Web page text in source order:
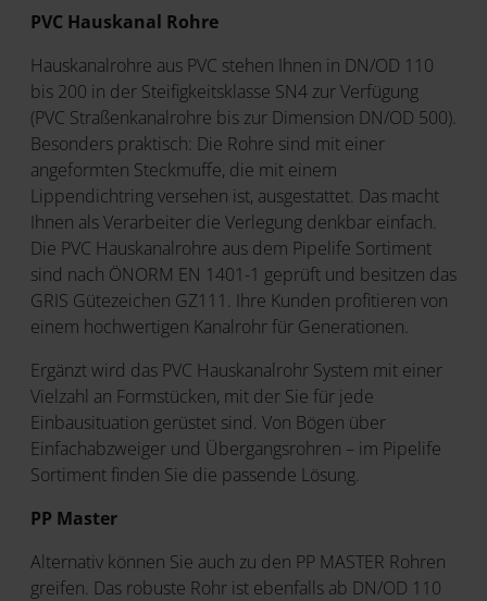
PVC Hauskanal Rohre
Hauskanalrohre aus PVC stehen Ihnen in DN/OD 110
bis 200 in der Steifigkeitsklasse SN4 zur Verfügung
(PVC Straßenkanalrohre bis zur Dimension DN/OD 500).
Besonders praktisch: Die Rohre sind mit einer
angeformten Steckmuffe, die mit einem
Lippendichtring versehen ist, ausgestattet. Das macht
Ihnen als Verarbeiter die Verlegung denkbar einfach.
Die PVC Hauskanalrohre aus dem Pipelife Sortiment
sind nach ÖNORM EN 1401-1 geprüft und besitzen das
GRIS Gütezeichen GZ111. Ihre Kunden profitieren von
einem hochwertigen Kanalrohr für Generationen.
Ergänzt wird das PVC Hauskanalrohr System mit einer
Vielzahl an Formstücken, mit der Sie für jede
Einbausituation gerüstet sind. Von Bögen über
Einfachabzweiger und Übergangsrohren – im Pipelife
Sortiment finden Sie die passende Lösung.
PP Master
Alternativ können Sie auch zu den PP MASTER Rohren
greifen. Das robuste Rohr ist ebenfalls ab DN/OD 110